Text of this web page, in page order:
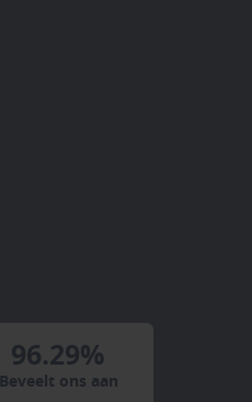
96.29%
Beveelt ons aan